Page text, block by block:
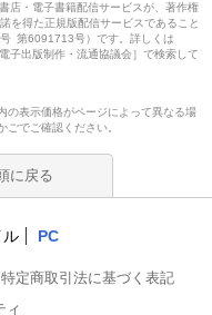
1989）
アー」体感ゲームを支
店・電子書籍配信サービスが、著作権
を得た正規版配信サービスであること
第6091713号）です。詳しくは
子出版制作・流通協議会］で検索して
の表示価格がページによって異なる場
でご確認ください。
に戻る
ル PC
特定商取引法に基づく表記
ィ